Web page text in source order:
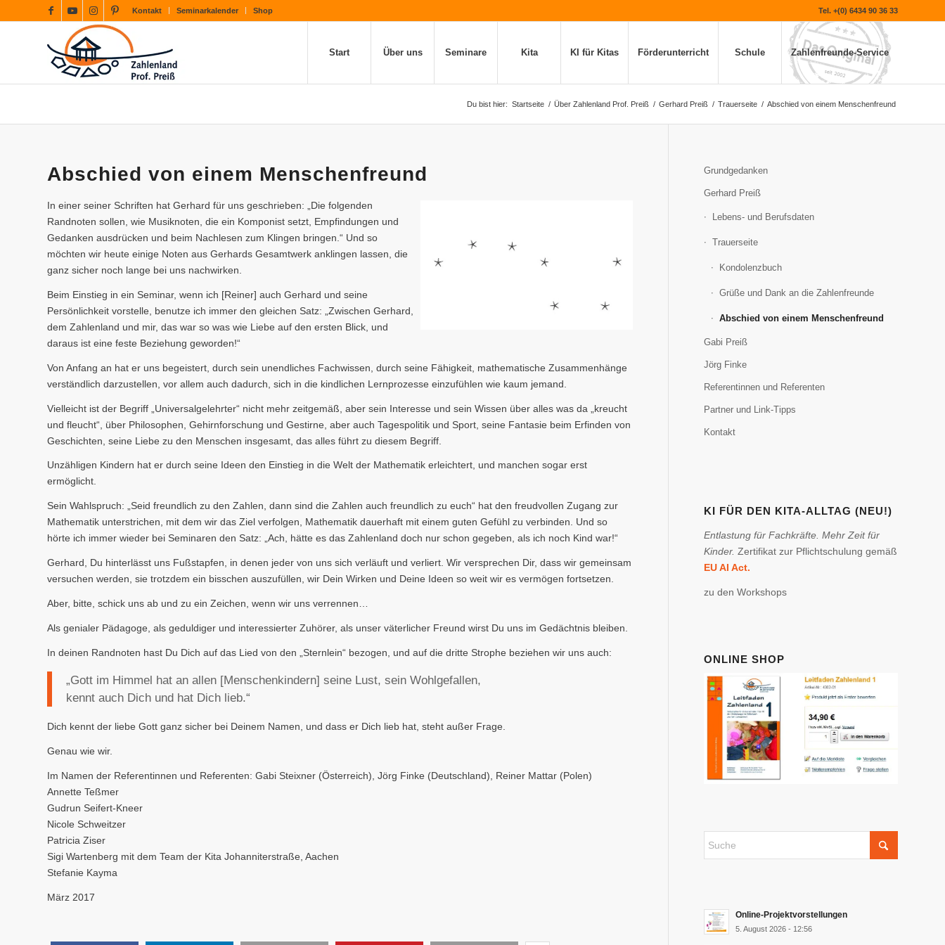
Kontakt Seminarkalender Shop Tel. +(0) 6434 90 36 33
Start Über uns Seminare Kita KI für Kitas Förderunterricht Schule Zahlenfreunde-Service
Du bist hier: Startseite / Über Zahlenland Prof. Preiß / Gerhard Preiß / Trauerseite / Abschied von einem Menschenfreund
Abschied von einem Menschenfreund
In einer seiner Schriften hat Gerhard für uns geschrieben: „Die folgenden
Randnoten sollen, wie Musiknoten, die ein Komponist setzt, Empfindungen und
Gedanken ausdrücken und beim Nachlesen zum Klingen bringen.“ Und so
möchten wir heute einige Noten aus Gerhards Gesamtwerk anklingen lassen, die
ganz sicher noch lange bei uns nachwirken.
Beim Einstieg in ein Seminar, wenn ich [Reiner] auch Gerhard und seine
Persönlichkeit vorstelle, benutze ich immer den gleichen Satz: „Zwischen Gerhard,
dem Zahlenland und mir, das war so was wie Liebe auf den ersten Blick, und
daraus ist eine feste Beziehung geworden!“
Von Anfang an hat er uns begeistert, durch sein unendliches Fachwissen, durch seine Fähigkeit, mathematische Zusammenhänge
verständlich darzustellen, vor allem auch dadurch, sich in die kindlichen Lernprozesse einzufühlen wie kaum jemand.
Vielleicht ist der Begriff „Universalgelehrter“ nicht mehr zeitgemäß, aber sein Interesse und sein Wissen über alles was da „kreucht
und fleucht“, über Philosophen, Gehirnforschung und Gestirne, aber auch Tagespolitik und Sport, seine Fantasie beim Erfinden von
Geschichten, seine Liebe zu den Menschen insgesamt, das alles führt zu diesem Begriff.
Unzähligen Kindern hat er durch seine Ideen den Einstieg in die Welt der Mathematik erleichtert, und manchen sogar erst
ermöglicht.
Sein Wahlspruch: „Seid freundlich zu den Zahlen, dann sind die Zahlen auch freundlich zu euch“ hat den freudvollen Zugang zur
Mathematik unterstrichen, mit dem wir das Ziel verfolgen, Mathematik dauerhaft mit einem guten Gefühl zu verbinden. Und so
hörte ich immer wieder bei Seminaren den Satz: „Ach, hätte es das Zahlenland doch nur schon gegeben, als ich noch Kind war!“
Gerhard, Du hinterlässt uns Fußstapfen, in denen jeder von uns sich verläuft und verliert. Wir versprechen Dir, dass wir gemeinsam
versuchen werden, sie trotzdem ein bisschen auszufüllen, wir Dein Wirken und Deine Ideen so weit wir es vermögen fortsetzen.
Aber, bitte, schick uns ab und zu ein Zeichen, wenn wir uns verrennen…
Als genialer Pädagoge, als geduldiger und interessierter Zuhörer, als unser väterlicher Freund wirst Du uns im Gedächtnis bleiben.
In deinen Randnoten hast Du Dich auf das Lied von den „Sternlein“ bezogen, und auf die dritte Strophe beziehen wir uns auch:
„Gott im Himmel hat an allen [Menschenkindern] seine Lust, sein Wohlgefallen,
kennt auch Dich und hat Dich lieb.“
Dich kennt der liebe Gott ganz sicher bei Deinem Namen, und dass er Dich lieb hat, steht außer Frage.
Genau wie wir.
Im Namen der Referentinnen und Referenten: Gabi Steixner (Österreich), Jörg Finke (Deutschland), Reiner Mattar (Polen)
Annette Teßmer
Gudrun Seifert-Kneer
Nicole Schweitzer
Patricia Ziser
Sigi Wartenberg mit dem Team der Kita Johanniterstraße, Aachen
Stefanie Kayma
März 2017
Grundgedanken
Gerhard Preiß
Lebens- und Berufsdaten
Trauerseite
Kondolenzbuch
Grüße und Dank an die Zahlenfreunde
Abschied von einem Menschenfreund
Gabi Preiß
Jörg Finke
Referentinnen und Referenten
Partner und Link-Tipps
Kontakt
KI FÜR DEN KITA-ALLTAG (NEU!)
Entlastung für Fachkräfte. Mehr Zeit für
Kinder.Zertifikat zur Pflichtschulung gemäß
EU AI Act.
zu den Workshops
ONLINE SHOP
Online-Projektvorstellungen
5. August 2026 - 12:56